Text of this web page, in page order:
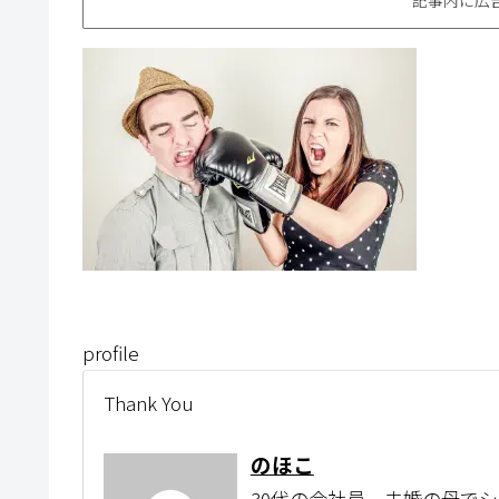
profile
Thank You
のほこ